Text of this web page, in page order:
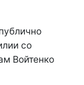
со
Войтенко